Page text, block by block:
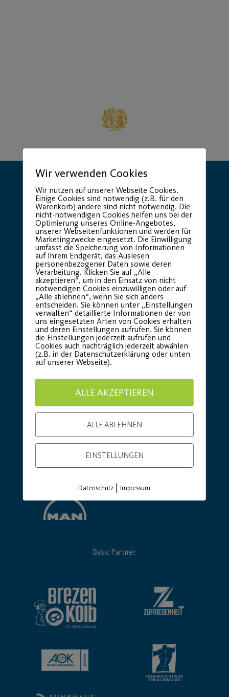
Hauptsponsor Generalausrüster
Premium Partner:
Basic Partner:
Wir verwenden Cookies
Wir nutzen auf unserer Webseite Cookies.
Einige Cookies sind notwendig (z.B. für den
Warenkorb) andere sind nicht notwendig. Die
nicht-notwendigen Cookies helfen uns bei der
Optimierung unseres Online-Angebotes,
unserer Webseitenfunktionen und werden für
Marketingzwecke eingesetzt. Die Einwilligung
umfasst die Speicherung von Informationen
auf Ihrem Endgerät, das Auslesen
personenbezogener Daten sowie deren
Verarbeitung. Klicken Sie auf „Alle
akzeptieren“, um in den Einsatz von nicht
notwendigen Cookies einzuwilligen oder auf
„Alle ablehnen“, wenn Sie sich anders
entscheiden. Sie können unter „Einstellungen
verwalten“ detaillierte Informationen der von
uns eingesetzten Arten von Cookies erhalten
und deren Einstellungen aufrufen. Sie können
die Einstellungen jederzeit aufrufen und
Cookies auch nachträglich jederzeit abwählen
(z.B. in der Datenschutzerklärung oder unten
auf unserer Webseite).
ALLE AKZEPTIEREN
ALLE ABLEHNEN
EINSTELLUNGEN
Datenschutz |Impressum